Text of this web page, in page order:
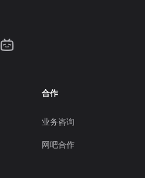
合作
业务咨询
网吧合作